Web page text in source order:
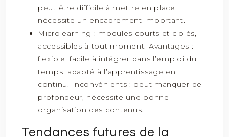
peut être difficile à mettre en place,
nécessite un encadrement important.
Microlearning : modules courts et ciblés,
accessibles à tout moment. Avantages :
flexible, facile à intégrer dans l’emploi du
temps, adapté à l’apprentissage en
continu. Inconvénients : peut manquer de
profondeur, nécessite une bonne
organisation des contenus.
Tendances futures de la